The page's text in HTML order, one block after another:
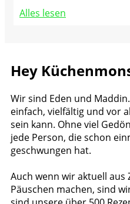
Alles lesen
Hey
Wir sind Eden und
einfach, vielfältig und vor
sein kann. Ohne viel
jede Person, die schon
geschwungen hat.
Auch wenn wir aktuell
Päuschen machen, sind